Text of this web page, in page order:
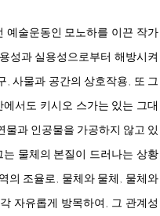
예술운동인 모노하를 이끈 작가
성과 실용성으로부터 해방시켜
, 사물과 공간의 상호작용, 또 그
에서도 키시오 스가는 있는 그대
물과 인공물을 가공하지 않고 있
는 물체의 본질이 드러나는 상황
의 조율로, 물체와 물체 , 물체와
자유롭게 방목하여, 그 관계성